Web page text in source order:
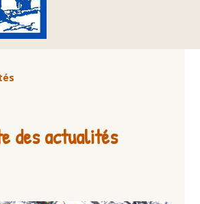
des actualités